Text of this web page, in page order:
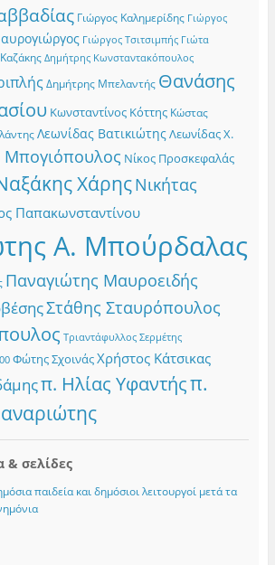
Γιώργος Καλημερίδης Γιώργος
Γιώργος Τσιτσιμπής Γιώτα
Δημήτρης Κωνσταντακόπουλος
Δημήτρης Μπελαντής Θανάσης
Κωνσταντίνος Κόττης Κώστας
Λεωνίδας ΒατικιώτηςΛεωνίδας Χ.
Μπογιόπουλος Νίκος Προσκεφαλάς
ΧάρηςΝικήτας
Παπακωνσταντίνου
Α. Μπούρδαλας
Παναγιώτης Μαυροειδής
Στάθης Σταυρόπουλος
Τριαντάφυλλος Σερμέτης
Φώτης ΣχοινάςΧρήστος Κάτσικας
π. Ηλίας Υφαντήςπ.
& σελίδες
παιδεία και δημόσιοι λειτουργοί μετά τα